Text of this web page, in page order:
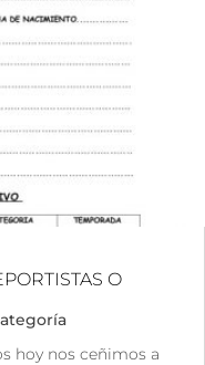
O
hoy nos ceñimos a